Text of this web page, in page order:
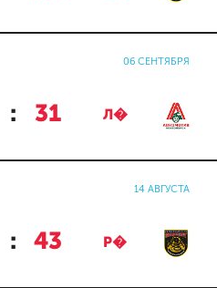
06 СЕНТЯБРЯ
: 31 Л�
14 АВГУСТА
: 43 Р�